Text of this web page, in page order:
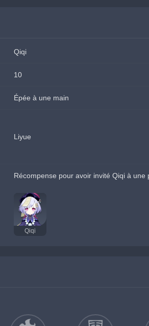
Qiqi
10
Épée à une main
Liyue
Récompense pour avoir invité Qiqi à
Qiqi